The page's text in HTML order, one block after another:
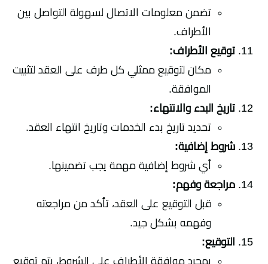
تضمن معلومات الاتصال لسهولة التواصل بين
الأطراف.
توقيع الأطراف:
مكان لتوقيع ممثلي كل طرف على العقد لتثبيت
الموافقة.
تاريخ البدء والانتهاء:
تحديد تاريخ بدء الخدمات وتاريخ انتهاء العقد.
شروط إضافية:
أي شروط إضافية مهمة يجب تضمينها.
مراجعة وفهم:
قبل التوقيع على العقد، تأكد من مراجعته
وفهمه بشكل جيد.
التوقيع:
بمجرد موافقة الأطراف على الشروط، يتم توقيع